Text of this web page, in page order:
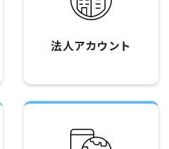
法人アカウント